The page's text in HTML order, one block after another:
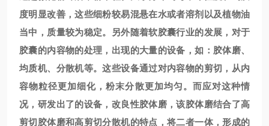
度明显改善，这些细粉较易混悬在水或者溶剂以及植物油
当中，质量较为稳定。另外随着软胶囊行业的发展，对于
胶囊的内容物的处理，出现的大量的设备，如：胶体磨、
均质机、分散机等。这些设备通过对内容物的剪切，从内
容物粒径更加细化，粉末分散更加均匀。而应对这种情
况，研发出了的设备，改良性胶体磨，该胶体磨结合了高
剪切胶体磨和高剪切分散机的特点，将二者一体，形成的